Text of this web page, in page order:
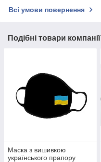
Всі умови повернення
Подібні товари компанії
Маска з вишивкою
українського прапору